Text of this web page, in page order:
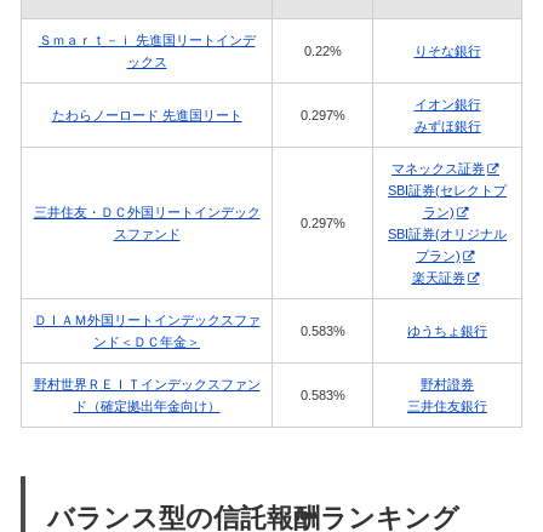
Ｓｍａｒｔ－ｉ 先進国リートインデ
ックス
0.22% りそな銀行
たわらノーロード 先進国リート 0.297%
イオン銀行
みずほ銀行
三井住友・ＤＣ外国リートインデック
スファンド
0.297%
マネックス証券
SBI証券(セレクトプ
ラン)
SBI証券(オリジナル
プラン)
楽天証券
ＤＩＡＭ外国リートインデックスファ
ンド＜ＤＣ年金＞
0.583% ゆうちょ銀行
野村世界ＲＥＩＴインデックスファン
ド（確定拠出年金向け）
0.583%
野村證券
三井住友銀行
バランス型の信託報酬ランキング